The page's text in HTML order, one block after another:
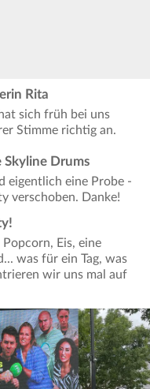
Rita
sich früh bei uns
Stimme richtig an.
Drums
eigentlich eine Probe -
verschoben. Danke!
Eis, eine
was für ein Tag, was
wir uns mal auf